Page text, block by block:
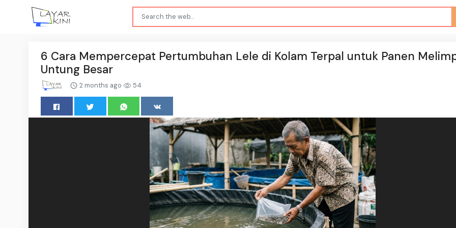
6 Cara Mempercepat Pertumbuhan Lele di Kolam Terpal untuk Panen
Untung Besar
2 months ago 54